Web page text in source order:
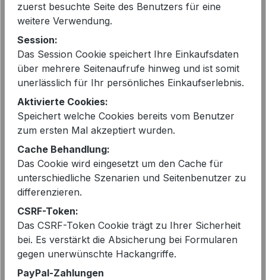
EAN:2000093620312
Artikelnummer:KAIRI 56BG612A
Beschreibung
Dieses sehr schöne Kleid von Hale
Bob aus Los Angeles begeistert mit
einem eleganten Blumen-Ornament-
Druck und einer feminin…Mehr
zuerst besuchte Seite des Benutzers für eine
weitere Verwendung.
Session:
Das Session Cookie speichert Ihre Einkaufsdaten
über mehrere Seitenaufrufe hinweg und ist somit
unerlässlich für Ihr persönliches Einkaufserlebnis.
Aktivierte Cookies:
Speichert welche Cookies bereits vom Benutzer
zum ersten Mal akzeptiert wurden.
Cache Behandlung:
Das Cookie wird eingesetzt um den Cache für
unterschiedliche Szenarien und Seitenbenutzer zu
differenzieren.
CSRF-Token:
Das CSRF-Token Cookie trägt zu Ihrer Sicherheit
bei. Es verstärkt die Absicherung bei Formularen
gegen unerwünschte Hackangriffe.
PayPal-Zahlungen